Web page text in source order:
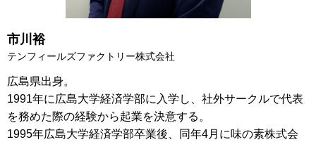
市川裕
テンフィールズファクトリー株式会社
広島県出身。
1991年に広島大学経済学部に入学し、社外サークルで代表
を務めた際の経験から起業を決意する。
1995年広島大学経済学部卒業後、同年4月に味の素株式会